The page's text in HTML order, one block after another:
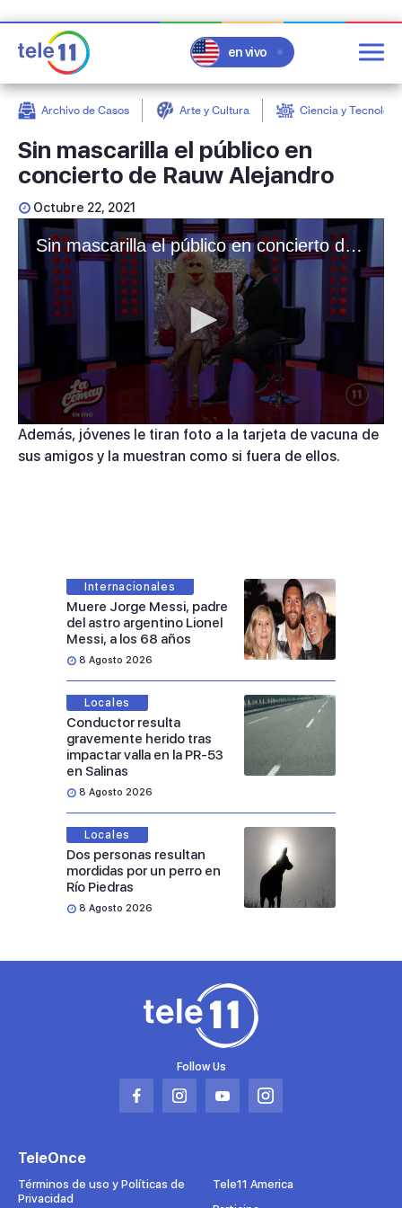
en vivo
Archivo de Casos Arte y Cultura Ciencia y
Sin mascarilla el público en
concierto de Rauw Alejandro
Octubre 22, 2021
Sin mascarilla el público en concierto de Rauw Alejandro
0
of
Además, jóvenes le tiran foto a la tarjeta de vacuna de
sus amigos y la muestran como si fuera de ellos.
Internacionales
Muere Jorge Messi, padre
del astro argentino Lionel
Messi, a los 68 años
8 Agosto 2026
Locales
Conductor resulta
gravemente herido tras
impactar valla en la PR-53
en Salinas
8 Agosto 2026
Locales
Dos personas resultan
mordidas por un perro en
Río Piedras
8 Agosto 2026
Follow Us
Abrir
pestaña
Abrir
pestaña
Abrir
pestaña
Abrir
pestaña
TeleOnce
Términos de uso y Políticas de
Privacidad
Tele11 America
post